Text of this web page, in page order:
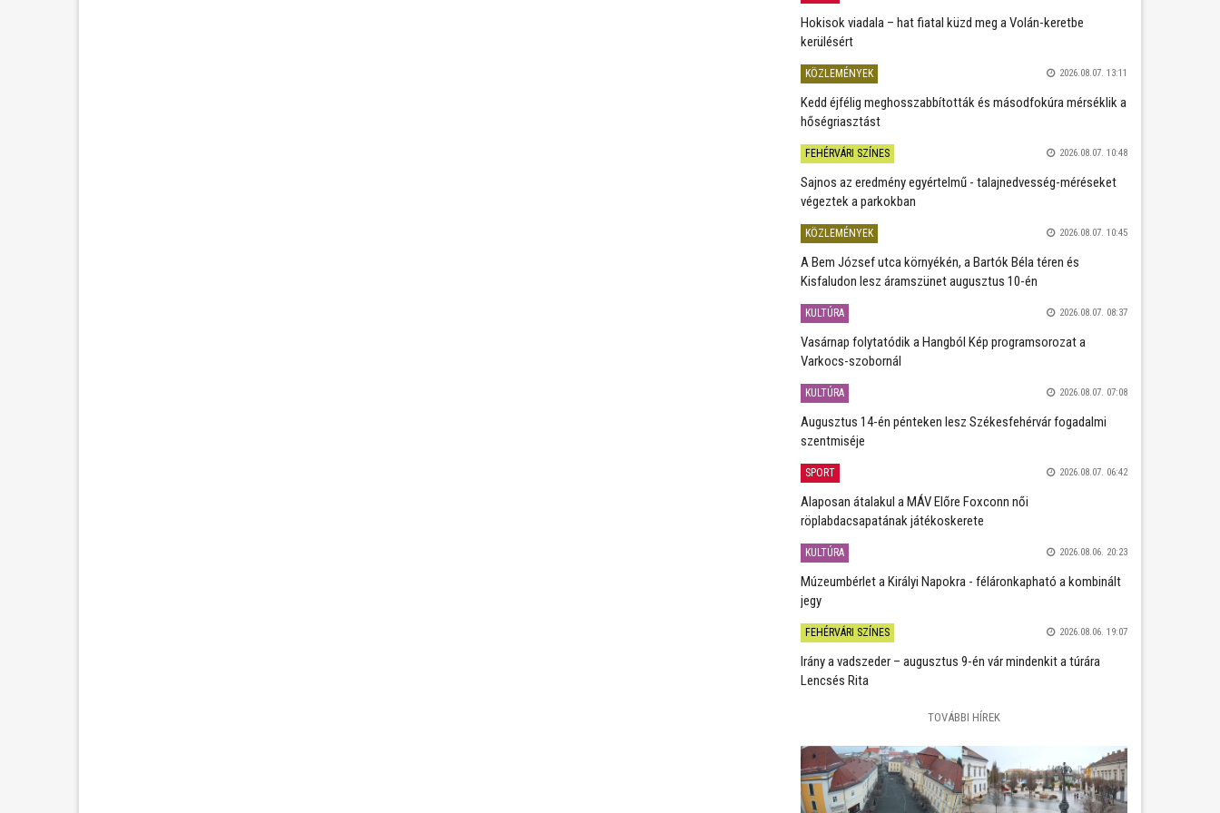
Hokisok viadala – hat fiatal küzd meg a Volán-keretbe
kerülésért
KÖZLEMÉNYEK 2026.08.07. 13:11
Kedd éjfélig meghosszabbították és másodfokúra mérséklik a
hőségriasztást
FEHÉRVÁRI SZÍNES 2026.08.07. 10:48
Sajnos az eredmény egyértelmű - talajnedvesség-méréseket
végeztek a parkokban
KÖZLEMÉNYEK 2026.08.07. 10:45
A Bem József utca környékén, a Bartók Béla téren és
Kisfaludon lesz áramszünet augusztus 10-én
KULTÚRA 2026.08.07. 08:37
Vasárnap folytatódik a Hangból Kép programsorozat a
Varkocs-szobornál
KULTÚRA 2026.08.07. 07:08
Augusztus 14-én pénteken lesz Székesfehérvár fogadalmi
szentmiséje
SPORT 2026.08.07. 06:42
Alaposan átalakul a MÁV Előre Foxconn női
röplabdacsapatának játékoskerete
KULTÚRA 2026.08.06. 20:23
Múzeumbérlet a Királyi Napokra - féláronkapható a kombinált
jegy
FEHÉRVÁRI SZÍNES 2026.08.06. 19:07
Irány a vadszeder – augusztus 9-én vár mindenkit a túrára
Lencsés Rita
TOVÁBBI HÍREK